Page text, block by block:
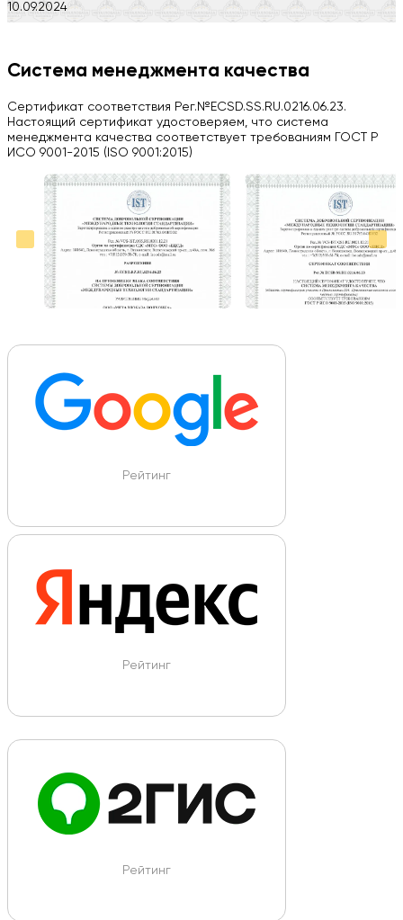
10.09.2024
H
03.09.2024
Вся работа выполнена в срок. Всем рекомендую
Больше отзывов на Google Maps
Система менеджмента качества
Сертификат соответствия Рег.№ECSD.SS.RU.0216.06.23.
Настоящий сертификат удостоверяем, что система
менеджмента качества соответствует требованиям ГОСТ Р
ИСО 9001-2015 (ISO 9001:2015)
Рейтинг
Рейтинг
Рейтинг